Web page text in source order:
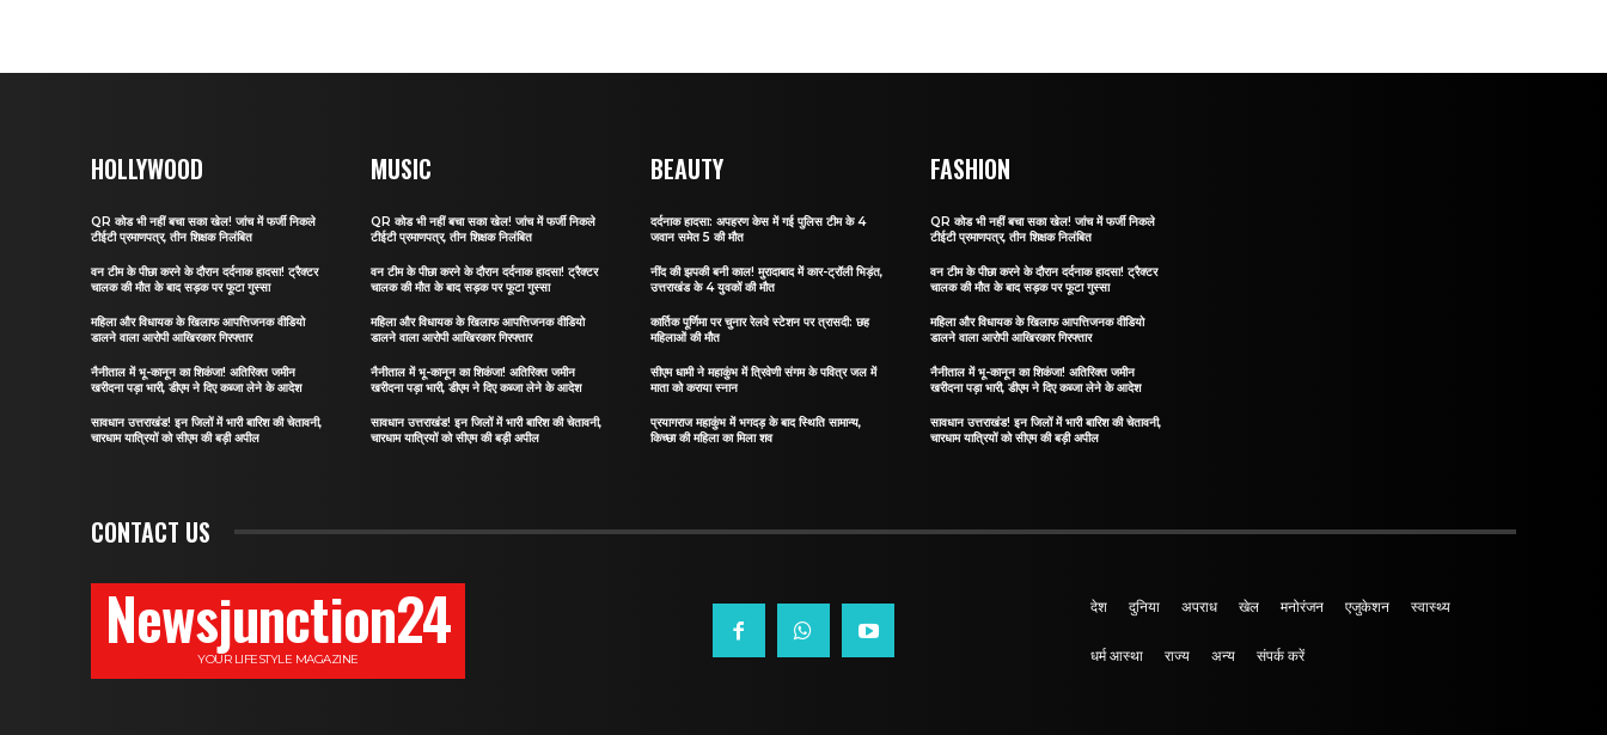
HOLLYWOOD
QR कोड भी नहीं बचा सका खेल! जांच में फर्जी निकले
टीईटी प्रमाणपत्र, तीन शिक्षक निलंबित
वन टीम के पीछा करने के दौरान दर्दनाक हादसा! ट्रैक्टर
चालक की मौत के बाद सड़क पर फूटा गुस्सा
महिला और विधायक के खिलाफ आपत्तिजनक वीडियो
डालने वाला आरोपी आखिरकार गिरफ्तार
नैनीताल में भू-कानून का शिकंजा! अतिरिक्त जमीन
खरीदना पड़ा भारी, डीएम ने दिए कब्जा लेने के आदेश
सावधान उत्तराखंड! इन जिलों में भारी बारिश की चेतावनी,
चारधाम यात्रियों को सीएम की बड़ी अपील
MUSIC
QR कोड भी नहीं बचा सका खेल! जांच में फर्जी निकले
टीईटी प्रमाणपत्र, तीन शिक्षक निलंबित
वन टीम के पीछा करने के दौरान दर्दनाक हादसा! ट्रैक्टर
चालक की मौत के बाद सड़क पर फूटा गुस्सा
महिला और विधायक के खिलाफ आपत्तिजनक वीडियो
डालने वाला आरोपी आखिरकार गिरफ्तार
नैनीताल में भू-कानून का शिकंजा! अतिरिक्त जमीन
खरीदना पड़ा भारी, डीएम ने दिए कब्जा लेने के आदेश
सावधान उत्तराखंड! इन जिलों में भारी बारिश की चेतावनी,
चारधाम यात्रियों को सीएम की बड़ी अपील
BEAUTY
दर्दनाक हादसा: अपहरण केस में गई पुलिस टीम के 4
जवान समेत 5 की मौत
नींद की झपकी बनी काल! मुरादाबाद में कार-ट्रॉली भिड़ंत,
उत्तराखंड के 4 युवकों की मौत
कार्तिक पूर्णिमा पर चुनार रेलवे स्टेशन पर त्रासदी: छह
महिलाओं की मौत
सीएम धामी ने महाकुंभ में त्रिवेणी संगम के पवित्र जल में
माता को कराया स्नान
प्रयागराज महाकुंभ में भगदड़ के बाद स्थिति सामान्य,
किच्छा की महिला का मिला शव
FASHION
QR कोड भी नहीं बचा सका खेल! जांच में फर्जी निकले
टीईटी प्रमाणपत्र, तीन शिक्षक निलंबित
वन टीम के पीछा करने के दौरान दर्दनाक हादसा! ट्रैक्टर
चालक की मौत के बाद सड़क पर फूटा गुस्सा
महिला और विधायक के खिलाफ आपत्तिजनक वीडियो
डालने वाला आरोपी आखिरकार गिरफ्तार
नैनीताल में भू-कानून का शिकंजा! अतिरिक्त जमीन
खरीदना पड़ा भारी, डीएम ने दिए कब्जा लेने के आदेश
सावधान उत्तराखंड! इन जिलों में भारी बारिश की चेतावनी,
चारधाम यात्रियों को सीएम की बड़ी अपील
CONTACT US
Newsjunction24
YOUR LIFESTYLE MAGAZINE
देश दुनिया अपराध खेल मनोरंजन एजुकेशन स्वास्थ्य
धर्म आस्था राज्य अन्य संपर्क करें